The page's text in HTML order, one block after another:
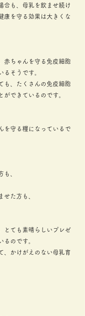
合も、母乳を飲ませ続け
康を守る効果は大きくな
赤ちゃんを守る免疫細胞
るそうです。
も、たくさんの免疫細胞
ができているのです。
を守る糧になっているで
も、
せた方も、
とても素晴らしいプレゼ
るのです。
、かけがえのない母乳育